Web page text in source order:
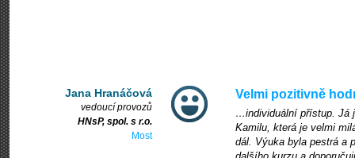
Jana Hranáčová
vedoucí provozů
HNsP, spol. s r.o.
Most
Velmi pozitivně
…individuální přístup. Já
Kamilu, která je velmi
dál. Výuka byla pestrá a